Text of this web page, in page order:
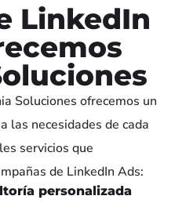
LinkedIn
Soluciones ofrecemos un
las necesidades de cada
servicios que
de LinkedIn Ads:
personalizada